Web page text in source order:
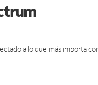
a lo que más importa